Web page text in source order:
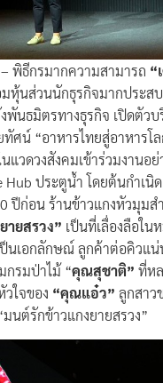
พิธีกรมากความสามารถ
หุ้นส่วนนักธุรกิจมากประส
พันธมิตรทางธุรกิจ เปิดตัว
ศน์​ “อาหารไทยสู่อาหารโ
วดวงสังคมเข้าร่วมงานอ
Hub ประตูน้ำ​ โดยต้นกำเนิ
ปีก่อน ร้านข้าวแกงหัวมุมส
ายสรวง” เป็นที่เลื่องลือใ
ป็นเอกลักษณ์ ลูกค้าต่อคิวแ
กรมป่าไม้ “คุณสุชาติ” ที่ห
ใจของ “คุณแอ๋ว” ลูกสาว
มนต์รักข้าวแกงยายสรวง”